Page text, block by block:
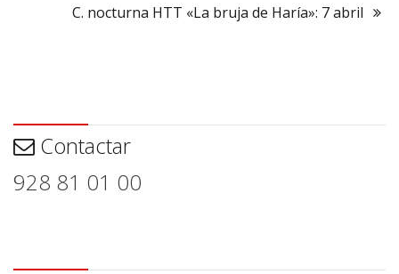
C. nocturna HTT «La bruja de Haría»: 7 abril
Contactar
928 81 01 00